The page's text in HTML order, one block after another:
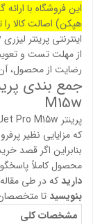
هپکن) اصالت کالا
رضایت از محصول،
M15w
که مزایایی نظیر
بنابراین اگر قصد
محصول کاملاً
داریدکه در طی
بنویسیدتا
مشخصات کلی